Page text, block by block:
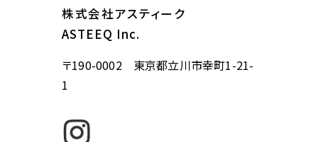
株式会社アスティーク
ASTEEQ Inc.
〒190-0002 東京都立川市幸町1-21-
1